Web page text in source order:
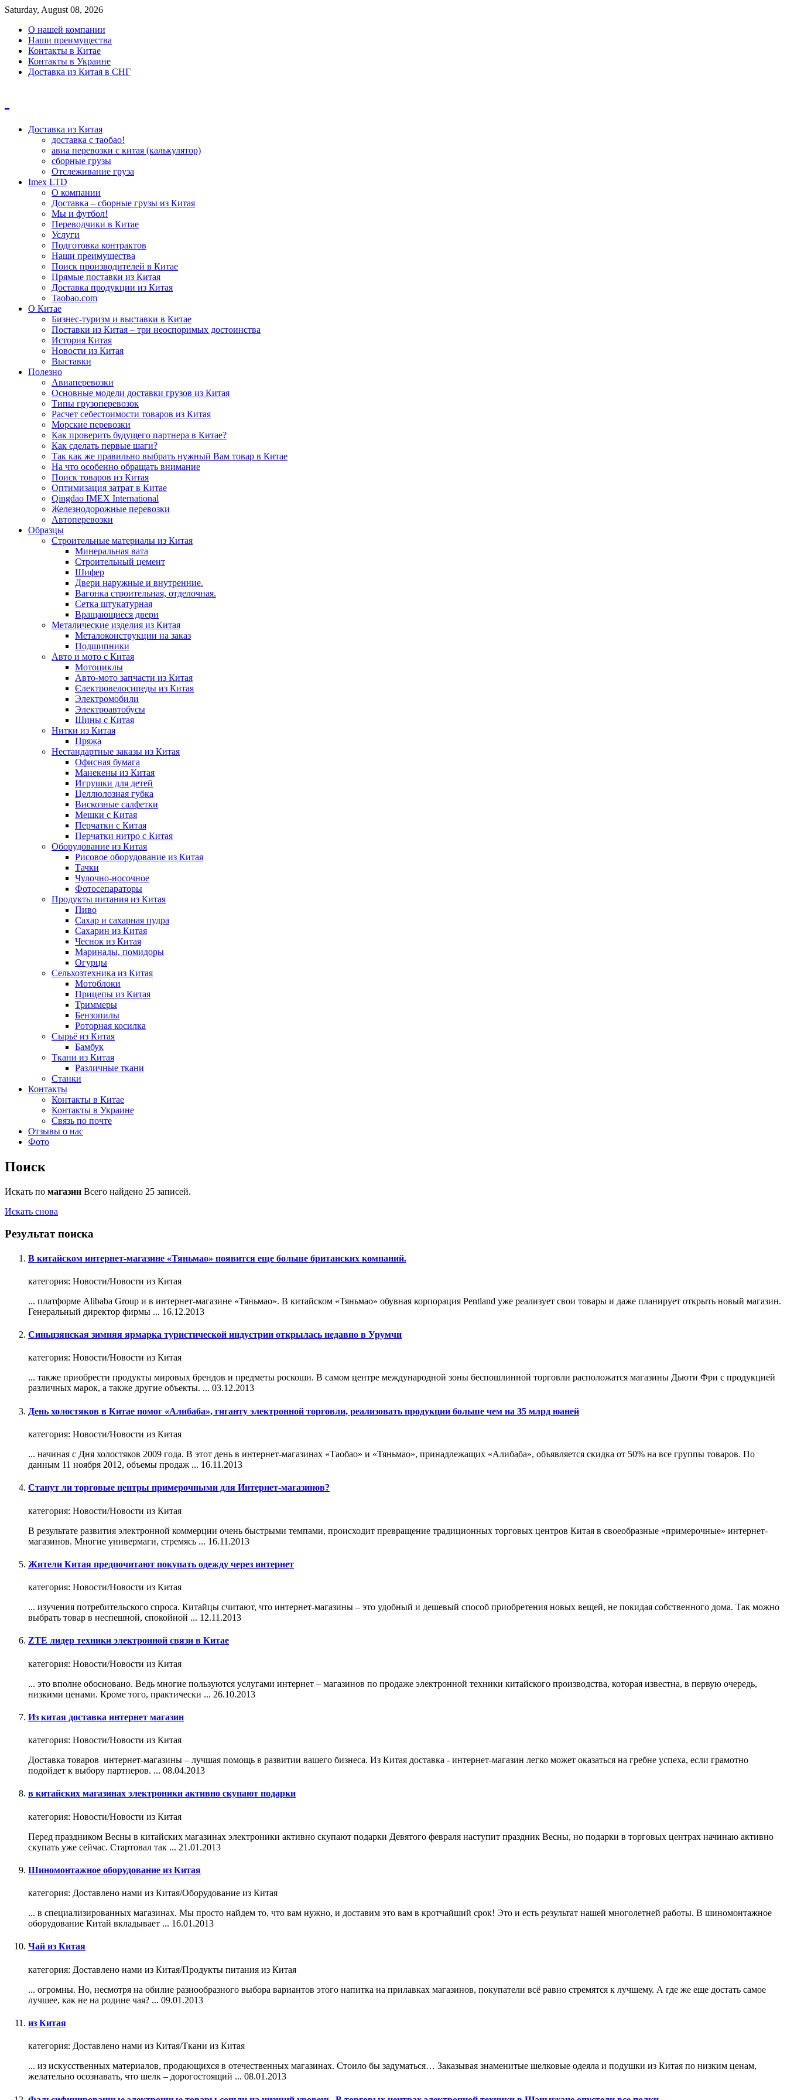
Saturday, August 08, 2026
О нашей компании
Наши преимущества
Контакты в Китае
Контакты в Украине
Доставка из Китая в СНГ
Доставка из Китая
доставка с таобао!
авиа перевозки с китая (калькулятор)
сборные грузы
Отслеживание груза
Imex LTD
О компании
Доставка – сборные грузы из Китая
Мы и футбол!
Переводчики в Китае
Услуги
Подготовка контрактов
Наши преимущества
Поиск производителей в Китае
Прямые поставки из Китая
Доставка продукции из Китая
Taobao.com
О Китае
Бизнес-туризм и выставки в Китае
Поставки из Китая – три неоспоримых достоинства
История Китая
Новости из Китая
Выставки
Полезно
Авиаперевозки
Основные модели доставки грузов из Китая
Типы грузоперевозок
Расчет себестоимости товаров из Китая
Морские перевозки
Как проверить будущего партнера в Китае?
Как сделать первые шаги?
Так как же правильно выбрать нужный Вам товар в Китае
На что особенно обращать внимание
Поиск товаров из Китая
Оптимизация затрат в Китае
Qingdao IMEX International
Железнодорожные перевозки
Автоперевозки
Образцы
Строительные материалы из Китая
Минеральная вата
Строительный цемент
Шифер
Двери наружные и внутренние.
Вагонка строительная, отделочная.
Сетка штукатурная
Вращающиеся двери
Металические изделия из Китая
Металоконструкции на заказ
Подшипники
Авто и мото с Китая
Мотоциклы
Авто-мото запчасти из Китая
Єлектровелосипеды из Китая
Электромобили
Электроавтобусы
Шины с Китая
Нитки из Китая
Пряжа
Нестандартные заказы из Китая
Офисная бумага
Манекены из Китая
Игрушки для детей
Целлюлозная губка
Вискозные салфетки
Мешки с Китая
Перчатки с Китая
Перчатки нитро с Китая
Оборудование из Китая
Рисовое оборудование из Китая
Тачки
Чулочно-носочное
Фотосепараторы
Продукты питания из Китая
Пиво
Сахар и сахарная пудра
Сахарин из Китая
Чеснок из Китая
Маринады, помидоры
Огурцы
Сельхозтехника из Китая
Мотоблоки
Прицепы из Китая
Триммеры
Бензопилы
Роторная косилка
Сырьё из Китая
Бамбук
Ткани из Китая
Различные ткани
Станки
Контакты
Контакты в Китае
Контакты в Украине
Связь по почте
Отзывы о нас
Фото
Поиск
Искать по магазин Всего найдено 25 записей.
Искать снова
Результат поиска
В китайском интернет-магазине «Тяньмао» появится еще больше британских компаний.
категория: Новости/Новости из Китая
... платформе Alibaba Group и в интернет-магазине «Тяньмао». В китайском «Тяньмао» обувная корпорация Pentland уже реализует свои товары и даже планирует открыть новый магазин.
Генеральный директор фирмы ... 16.12.2013
Синьцзянская зимняя ярмарка туристической индустрии открылась недавно в Урумчи
категория: Новости/Новости из Китая
... также приобрести продукты мировых брендов и предметы роскоши. В самом центре международной зоны беспошлинной торговли расположатся магазины Дьюти Фри с продукцией
различных марок, а также другие объекты. ... 03.12.2013
День холостяков в Китае помог «Алибаба», гиганту электронной торговли, реализовать продукции больше чем на 35 млрд юаней
категория: Новости/Новости из Китая
... начиная с Дня холостяков 2009 года. В этот день в интернет-магазинах «Таобао» и «Тяньмао», принадлежащих «Алибаба», объявляется скидка от 50% на все группы товаров. По
данным 11 ноября 2012, объемы продаж ... 16.11.2013
Станут ли торговые центры примерочными для Интернет-магазинов?
категория: Новости/Новости из Китая
В результате развития электронной коммерции очень быстрыми темпами, происходит превращение традиционных торговых центров Китая в своеобразные «примерочные» интернет-
магазинов. Многие универмаги, стремясь ... 16.11.2013
Жители Китая предпочитают покупать одежду через интернет
категория: Новости/Новости из Китая
... изучения потребительского спроса. Китайцы считают, что интернет-магазины – это удобный и дешевый способ приобретения новых вещей, не покидая собственного дома. Так можно
выбрать товар в неспешной, спокойной ... 12.11.2013
ZTE лидер техники электронной связи в Китае
категория: Новости/Новости из Китая
... это вполне обосновано. Ведь многие пользуются услугами интернет – магазинов по продаже электронной техники китайского производства, которая известна, в первую очередь,
низкими ценами. Кроме того, практически ... 26.10.2013
Из китая доставка интернет магазин
категория: Новости/Новости из Китая
Доставка товаров интернет-магазины – лучшая помощь в развитии вашего бизнеса. Из Китая доставка - интернет-магазин легко может оказаться на гребне успеха, если грамотно
подойдет к выбору партнеров. ... 08.04.2013
в китайских магазинах электроники активно скупают подарки
категория: Новости/Новости из Китая
Перед праздником Весны в китайских магазинах электроники активно скупают подарки Девятого февраля наступит праздник Весны, но подарки в торговых центрах начинаю активно
скупать уже сейчас. Стартовал так ... 21.01.2013
Шиномонтажное оборудование из Китая
категория: Доставлено нами из Китая/Оборудование из Китая
... в специализированных магазинах. Мы просто найдем то, что вам нужно, и доставим это вам в кротчайший срок! Это и есть результат нашей многолетней работы. В шиномонтажное
оборудование Китай вкладывает ... 16.01.2013
Чай из Китая
категория: Доставлено нами из Китая/Продукты питания из Китая
... огромны. Но, несмотря на обилие разнообразного выбора вариантов этого напитка на прилавках магазинов, покупатели всё равно стремятся к лучшему. А где же еще достать самое
лучшее, как не на родине чая? ... 09.01.2013
из Китая
категория: Доставлено нами из Китая/Ткани из Китая
... из искусственных материалов, продающихся в отечественных магазинах. Стоило бы задуматься… Заказывая знаменитые шелковые одеяла и подушки из Китая по низким ценам,
желательно осознавать, что шелк – дорогостоящий ... 08.01.2013